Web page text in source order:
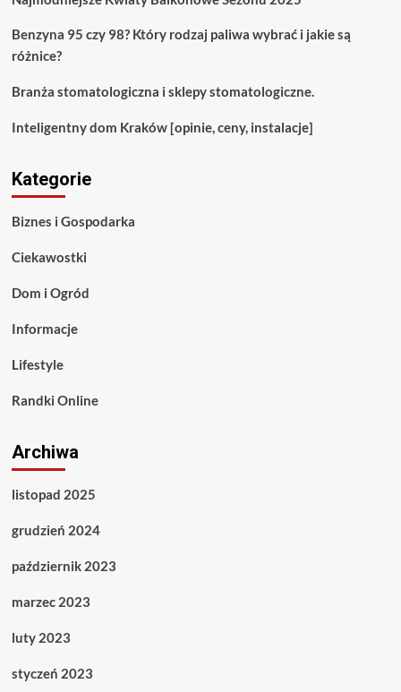
Benzyna 95 czy 98? Który rodzaj paliwa wybrać i jakie są
różnice?
Branża stomatologiczna i sklepy stomatologiczne.
Inteligentny dom Kraków [opinie, ceny, instalacje]
Kategorie
Biznes i Gospodarka
Ciekawostki
Dom i Ogród
Informacje
Lifestyle
Randki Online
Archiwa
listopad 2025
grudzień 2024
październik 2023
marzec 2023
luty 2023
styczeń 2023